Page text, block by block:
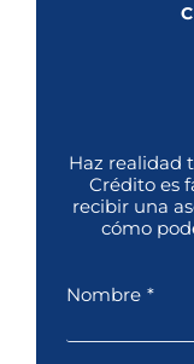
Haz realidad
Crédito es
recibir una
cómo
Nombre *